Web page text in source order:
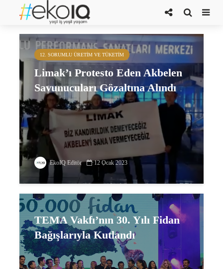
tema
12. SORUMLU ÜRETIM VE TÜKETIM
Limak’ı Protesto Eden Akbelen
Savunucuları Gözaltına Alındı
EkoIQ Editör 12 Ocak 2023
TEMA Vakfı’nın 30. Yılı Fidan
Bağışlarıyla Kutlandı